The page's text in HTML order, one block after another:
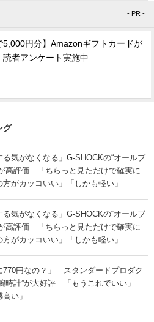
- PR -
5,000円分】Amazonギフトカードが
読者アンケート実施中
グ
る気がなくなる」G-SHOCKの“オールブ
高評価 「ちらっと見ただけで確実に
がカッコいい」「しかも軽い」
る気がなくなる」G-SHOCKの“オールブ
高評価 「ちらっと見ただけで確実に
がカッコいい」「しかも軽い」
770円なの？」 スタンダードプロダク
時計”が大好評 「もうこれでいい」
い」